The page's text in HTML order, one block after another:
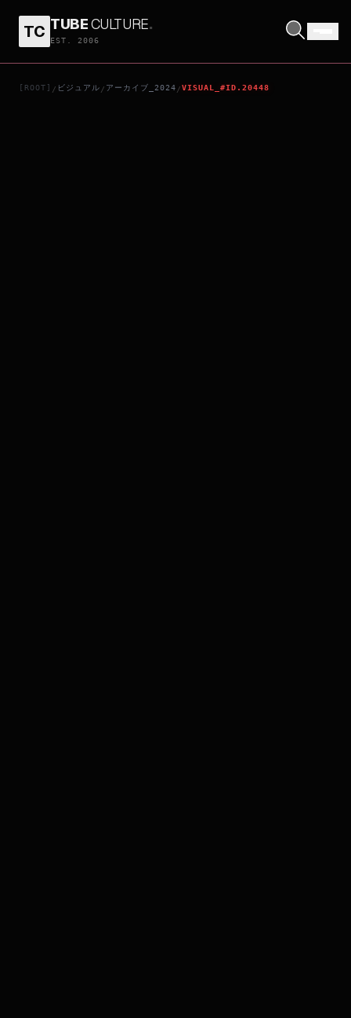
TC TUBECULTURE.
EST. 2006
[ROOT] / ビジュアル / アーカイブ_2024 /VISUAL_#ID.20448
ふしぎ駄菓子屋 銭天堂